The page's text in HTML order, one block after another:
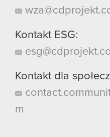
Kontakt ESG:
Kontakt dla
m